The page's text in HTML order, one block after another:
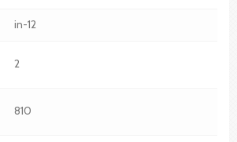
in-12
2
810